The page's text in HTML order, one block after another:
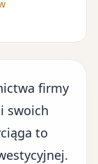
firmy
swoich
to
.